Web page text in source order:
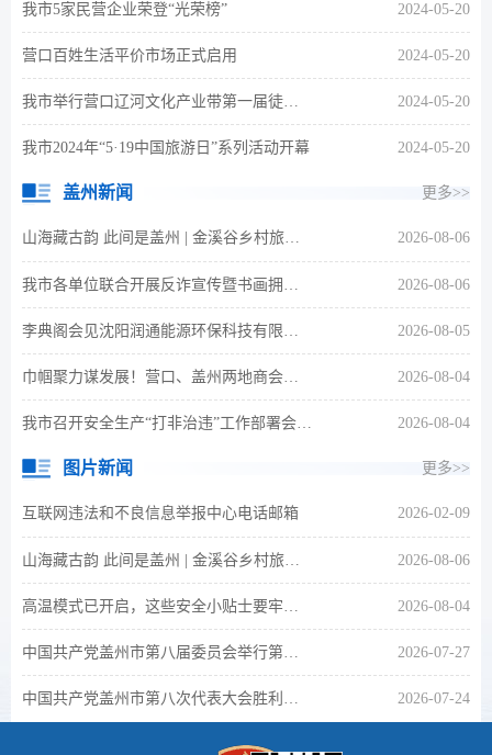
我市5家民营企业荣登“光荣榜” 2024-05-20
营口百姓生活平价市场正式启用 2024-05-20
我市举行营口辽河文化产业带第一届徒步大会 2024-05-20
我市2024年“5·19中国旅游日”系列活动开幕 2024-05-20
盖州新闻 更多>>
山海藏古韵 此间是盖州 | 金溪谷乡村旅游风景区 2026-08-06
我市各单位联合开展反诈宣传暨书画拥军主题活动 2026-08-06
李典阁会见沈阳润通能源环保科技有限公司总经理苏新宇一行 2026-08-05
巾帼聚力谋发展！营口、盖州两地商会结对共建、携手共赢 2026-08-04
我市召开安全生产“打非治违”工作部署会议暨市安委会三季度工作会议 2026-08-04
图片新闻 更多>>
互联网违法和不良信息举报中心电话邮箱 2026-02-09
山海藏古韵 此间是盖州 | 金溪谷乡村旅游风景区 2026-08-06
高温模式已开启，这些安全小贴士要牢记→ 2026-08-04
中国共产党盖州市第八届委员会举行第一次全体会议 2026-07-27
中国共产党盖州市第八次代表大会胜利闭幕 2026-07-24